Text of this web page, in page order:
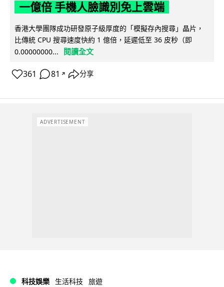
一億倍 手機人臉識別免上雲端
香港大學團隊成功研發原子級厚度的「模擬存內搜尋」晶片，
比傳統 CPU 搜尋速度快約 1 億倍，延遲低至 36 皮秒（即
0.00000000...
閱讀全文
361 81 ↗ 分享
ADVERTISEMENT
科技娛樂 生活科技 旅遊